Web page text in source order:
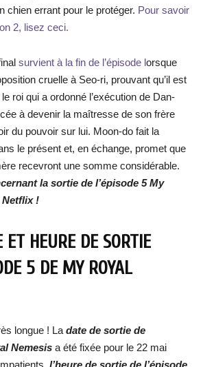
chien errant pour le protéger. Pour savoir
2, lisez ceci.
survient à la fin de l’épisode lorsque
cruelle à Seo-ri, prouvant qu’il est
roi qui a ordonné l’exécution de Dan-
à devenir la maîtresse de son frère
du pouvoir sur lui. Moon-do fait la
le présent et, en échange, promet que
recevront une somme considérable.
la sortie de l’épisode 5 My
Netflix !
ET HEURE DE SORTIE
5 DE MY ROYAL
longue ! La date de sortie de
Nemesis a été fixée pour le 22 mai
l’heure de sortie de l’épisode